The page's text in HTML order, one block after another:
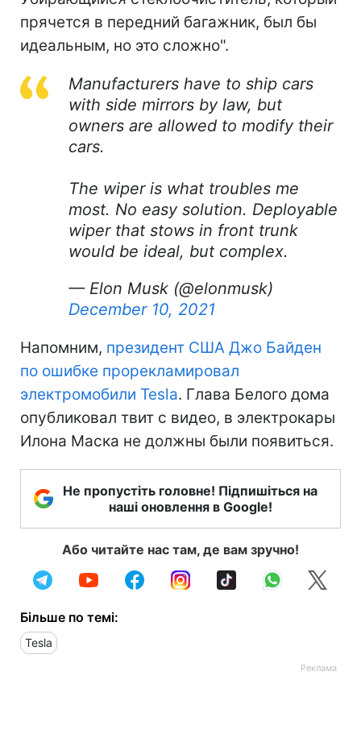
прячется в передний багажник, был бы
идеальным, но это сложно".
Manufacturers have to ship cars
with side mirrors by law, but
owners are allowed to modify their
cars.
The wiper is what troubles me
most. No easy solution. Deployable
wiper that stows in front trunk
would be ideal, but complex.
— Elon Musk (@elonmusk)
December 10, 2021
Напомним, президент США Джо Байден
по ошибке прорекламировал
электромобили Tesla. Глава Белого дома
опубликовал твит с видео, в электрокары
Илона Маска не должны были появиться.
Не пропустіть головне! Підпишіться на
наші оновлення в Google!
Або читайте нас там, де вам зручно!
Більше по темі:
Tesla